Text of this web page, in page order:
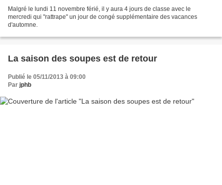
Malgré le lundi 11 novembre férié, il y aura 4 jours de classe avec le
mercredi qui "rattrape" un jour de congé supplémentaire des vacances
d'automne.
La saison des soupes est de retour
Publié le 05/11/2013 à 09:00
Par jphb